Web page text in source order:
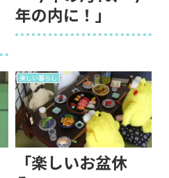
年の内に！」
楽しい暮らし
「楽しいお盆休